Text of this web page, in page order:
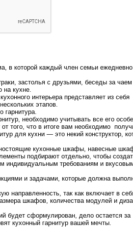
в которой каждый член семьи
застолья с друзьями, беседы за чаем
на кухне.
интерьера представляет из себя
этапов.
гарнитура.
необходимо учитывать все его
того, что в итоге вам необходимо
для кухни — это некий конструктор,
кухонные шкафы, навесные
подбирают отдельно, чтобы
индивидуальным требованиям и
и задачами, которые должна
направленность, так как включает в
шкафов, количества модулей и
будет сформулирован, дело остается за
кухонный гарнитур вашей мечты.